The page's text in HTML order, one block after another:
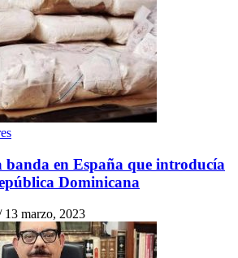
banda en España que introducía
Dominicana
13 marzo, 2023